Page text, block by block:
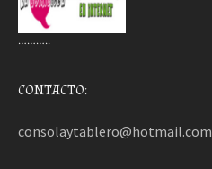
………..
CONTACTO:
consolaytablero@hotmail.com